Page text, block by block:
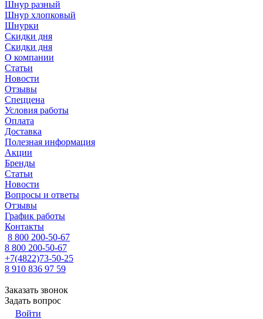
Шнур разный
Шнур хлопковый
Шнурки
Скидки дня
Скидки дня
О компании
Статьи
Новости
Отзывы
Спеццена
Условия работы
Оплата
Доставка
Полезная информация
Акции
Бренды
Статьи
Новости
Вопросы и ответы
Отзывы
График работы
Контакты
8 800 200-50-67
8 800 200-50-67
+7(4822)73-50-25
8 910 836 97 59
Заказать звонок
Задать вопрос
Войти